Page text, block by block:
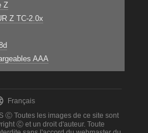
Z
Z TC-2.0x
AAA
Français
Ⓒ Toutes les images de ce site sont
Ⓒ et un droit d'auteur. Toute